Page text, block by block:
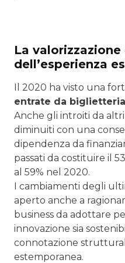
La
dell’esperienza
Il 2020 ha visto una
entrate da
Anche gli introiti da
diminuiti con una
dipendenza da
passati da costituire il
al 59% nel 2020.
I cambiamenti degli
aperto anche a
business da adottare
innovazione sia
connotazione
estemporanea.